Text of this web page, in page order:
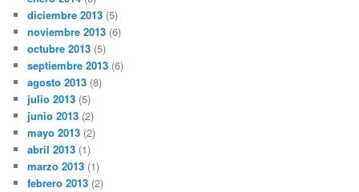
diciembre 2013 (5)
noviembre 2013 (6)
octubre 2013 (5)
septiembre 2013 (6)
agosto 2013 (8)
julio 2013 (5)
junio 2013 (2)
mayo 2013 (2)
abril 2013 (1)
marzo 2013 (1)
febrero 2013 (2)